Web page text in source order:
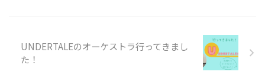
UNDERTALEのオーケストラ行ってきまし
た！